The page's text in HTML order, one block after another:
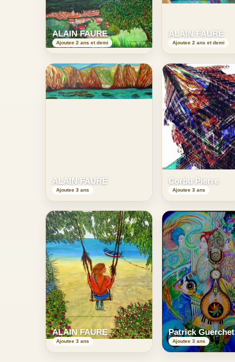
ALAIN FAURE
Ajoutee 2 ans et demi
ALAIN FAURE
Ajoutee 2 ans et demi
ALAIN FAURE
Ajoutee 3 ans
Corbu Pierre
Ajoutee 3 ans
ALAIN FAURE
Ajoutee 3 ans
Patrick Guerchet
Ajoutee 3 ans